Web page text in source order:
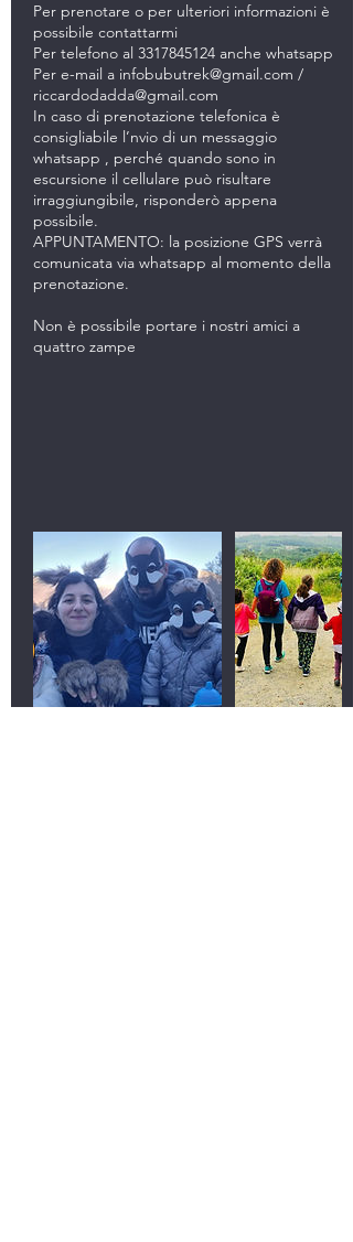
Per prenotare o per ulteriori informazioni è
possibile contattarmi
Per telefono al 3317845124 anche whatsapp
Per e-mail a infobubutrek@gmail.com /
riccardodadda@gmail.com
In caso di prenotazione telefonica è
consigliabile l’nvio di un messaggio
whatsapp , perché quando sono in
escursione il cellulare può risultare
irraggiungibile, risponderò appena
possibile.
APPUNTAMENTO: la posizione GPS verrà
comunicata via whatsapp al momento della
prenotazione.
Non è possibile portare i nostri amici a
quattro zampe